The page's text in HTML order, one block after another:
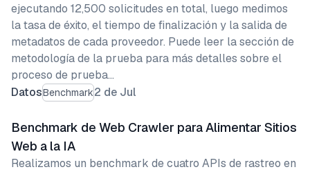
DatosBenchmark2 de Jul
ejecutando 12,500 solicitudes en total, luego medimos
la tasa de éxito, el tiempo de finalización y la salida de
metadatos de cada proveedor. Puede leer la sección de
metodología de la prueba para más detalles sobre el
proceso de prueba…
Benchmark de Web Crawler para Alimentar Sitios
Web a la IA
Realizamos un benchmark de cuatro APIs de rastreo en